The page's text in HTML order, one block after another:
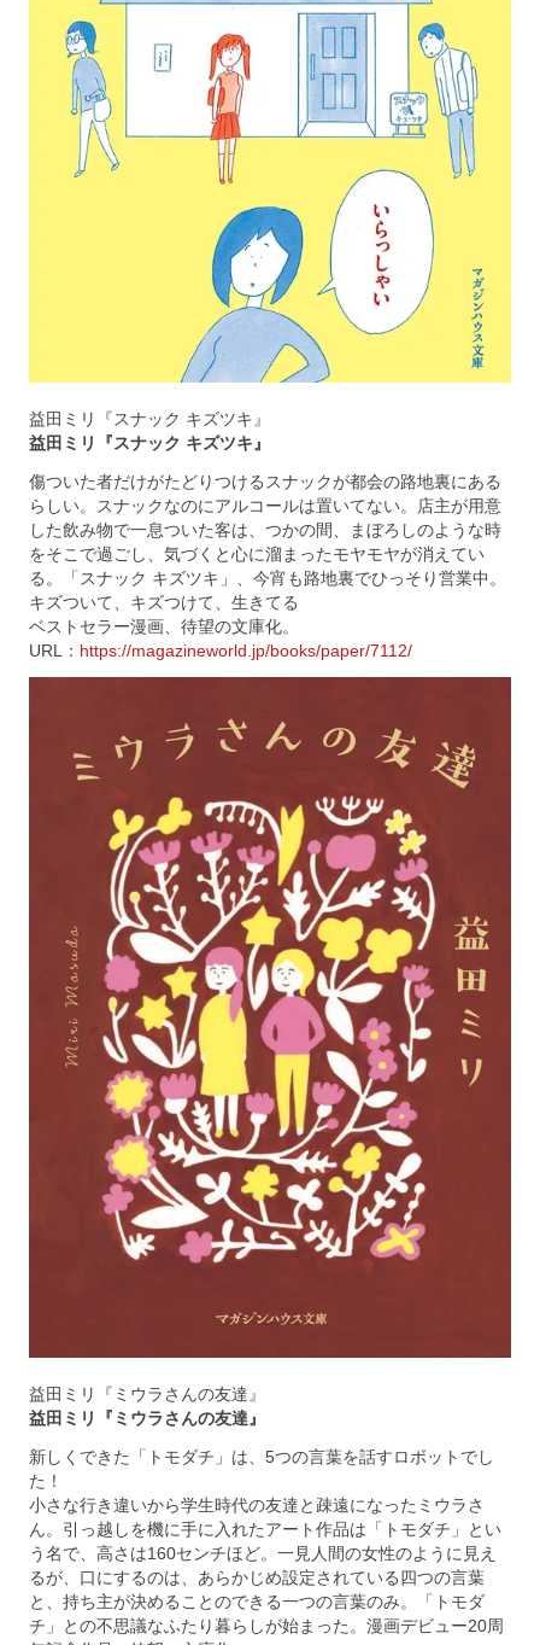
益田ミリ『スナック キズツキ』
益田ミリ『スナック キズツキ』
傷ついた者だけがたどりつけるスナックが都会の路地裏にある
らしい。スナックなのにアルコールは置いてない。店主が用意
した飲み物で一息ついた客は、つかの間、まぼろしのような時
をそこで過ごし、気づくと心に溜まったモヤモヤが消えてい
る。「スナック キズツキ」、今宵も路地裏でひっそり営業中。
キズついて、キズつけて、生きてる
ベストセラー漫画、待望の文庫化。
URL： https://magazineworld.jp/books/paper/7112/
益田ミリ『ミウラさんの友達』
益田ミリ『ミウラさんの友達』
新しくできた「トモダチ」は、5つの言葉を話すロボットでし
た！
小さな行き違いから学生時代の友達と疎遠になったミウラさ
ん。引っ越しを機に手に入れたアート作品は「トモダチ」とい
う名で、高さは160センチほど。一見人間の女性のように見え
るが、口にするのは、あらかじめ設定されている四つの言葉
と、持ち主が決めることのできる一つの言葉のみ。「トモダ
チ」との不思議なふたり暮らしが始まった。漫画デビュー20周